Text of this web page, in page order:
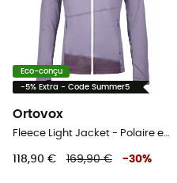
Eco-conçu
-5% Extra - Code Summer5
Ortovox
Fleece Light Jacket - Polaire en laine mérinos femme
118,90 € 169,90 € -30%